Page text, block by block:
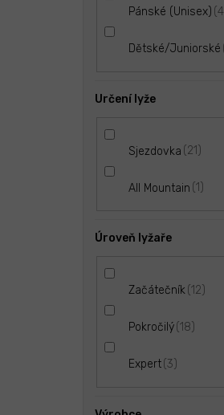
Pánské (Unisex) 4
Dětské/Juniorské
Určení lyže
Sjezdovka 21
All Mountain 1
Úroveň lyžaře
Začátečník 12
Pokročilý 18
Expert 3